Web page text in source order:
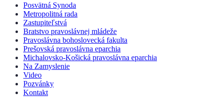
Posvätná Synoda
Metropolitná rada
Zastupiteľstvá
Bratstvo pravoslávnej mládeže
Pravoslávna bohoslovecká fakulta
Prešovská pravoslávna eparchia
Michalovsko-Košická pravoslávna eparchia
Na Zamyslenie
Video
Pozvánky
Kontakt